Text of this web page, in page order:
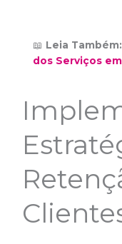
📖 Leia Também:
dos Serviços